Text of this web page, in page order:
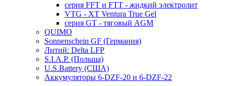
серия FFT и FTT - жидкий электролит
VTG - XT Ventura True Gel
серия GT - тяговый AGM
QUIMO
Sonnenschein GF (Германия)
Литий: Delta LFP
S.I.A.P. (Польша)
U.S.Battery (США)
Аккумуляторы 6-DZF-20 и 6-DZF-22